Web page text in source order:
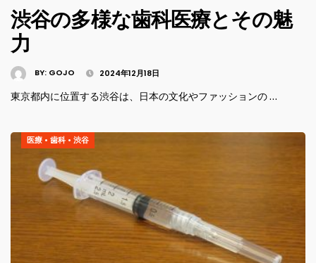
渋谷の多様な歯科医療とその魅
力
BY: GOJO 2024年12月18日
東京都内に位置する渋谷は、日本の文化やファッションの …
医療 • 歯科 • 渋谷